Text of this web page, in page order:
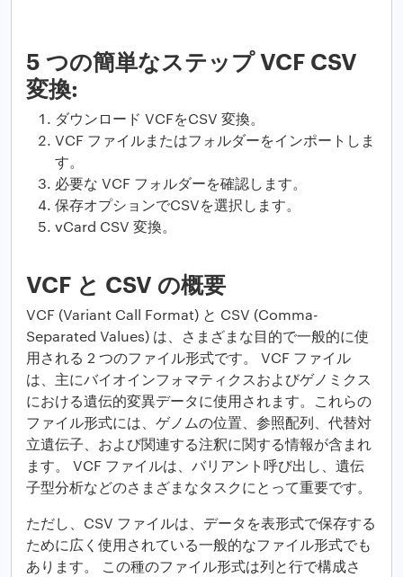
5 つの簡単なステップ VCF CSV
変換:
ダウンロード VCFをCSV 変換。
VCF ファイルまたはフォルダーをインポートしま
す。
必要な VCF フォルダーを確認します。
保存オプションでCSVを選択します。
vCard CSV 変換。
VCF と CSV の概要
VCF (Variant Call Format) と CSV (Comma-
Separated Values) は、さまざまな目的で一般的に使
用される 2 つのファイル形式です。 VCF ファイル
は、主にバイオインフォマティクスおよびゲノミクス
における遺伝的変異データに使用されます。これらの
ファイル形式には、ゲノムの位置、参照配列、代替対
立遺伝子、および関連する注釈に関する情報が含まれ
ます。 VCF ファイルは、バリアント呼び出し、遺伝
子型分析などのさまざまなタスクにとって重要です。
ただし、CSV ファイルは、データを表形式で保存する
ために広く使用されている一般的なファイル形式でも
あります。 この種のファイル形式は列と行で構成さ